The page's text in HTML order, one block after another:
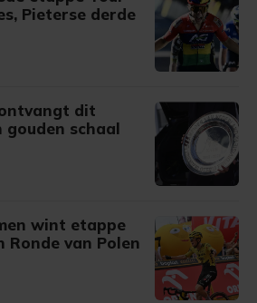
Pieterse derde
dit
gouden schaal
wint etappe
van Polen